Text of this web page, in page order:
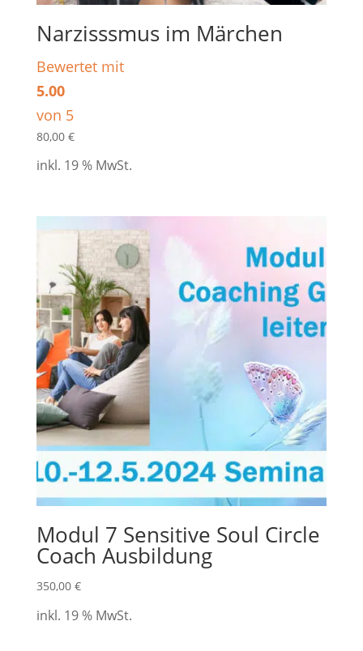
Narzisssmus im Märchen
Bewertet mit
5.00
von 5
80,00 €
inkl. 19 % MwSt.
Modul 7 Sensitive Soul Circle
Coach Ausbildung
350,00 €
inkl. 19 % MwSt.